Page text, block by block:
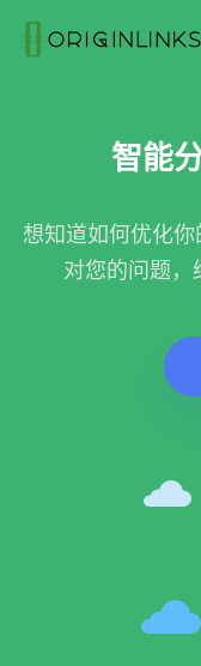
智能
想知道如何优化你
对您的问题